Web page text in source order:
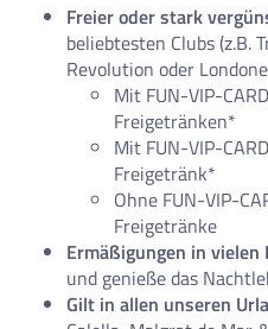
Freier oder stark
beliebtesten Clubs (z.B.
Revolution oder
Mit FUN-VIP-
Freigetränken*
Mit FUN-VIP-
Freigetränk*
Ohne FUN-VIP-
Freigetränke
Ermäßigungen in vielen
und genieße das
Gilt in allen unseren